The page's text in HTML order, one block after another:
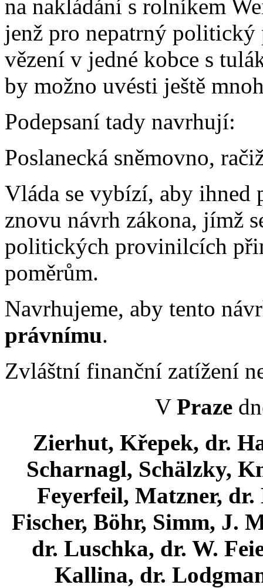
na nakládání s rolníkem
jenž pro nepatrný
vězení v jedné kobce s
by možno uvésti ještě
Podepsaní tady navrhují:
Poslanecká sněmovno,
Vláda se vybízí, aby ihned
znovu návrh zákona, jímž
politických provinilcích
poměrům.
Navrhujeme, aby tento
právnímu.
Zvláštní finanční zatížení
V Praze
Zierhut, Křepek, dr.
Scharnagl, Schälzky,
Feyerfeil, Matzner,
Fischer, Böhr, Simm, J.
dr. Luschka, dr. W.
Kallina, dr.